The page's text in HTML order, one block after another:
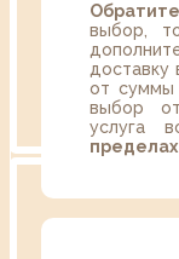
выбор,
доставку
от суммы
выбор
услуга